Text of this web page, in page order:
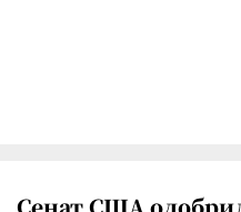
Сенат США